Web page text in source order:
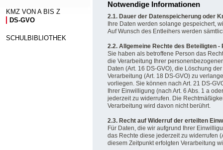
KMZ VON A BIS Z
DS-GVO
SCHULBIBLIOTHEK
Notwendige Informationen
2.1. Dauer der Datenspeicherung oder
Ihre Daten werden solange gespeichert,
Auf Wunsch des Entleihers werden
2.2. Allgemeine Rechte des Beteiligten
Sie haben als betroffene Person das
die Verarbeitung Ihrer
Daten (Art. 16 DS-GVO), die Löschung
Verarbeitung (Art. 18 DS-GVO) zu
vorliegen. Sie können nach Art. 21 DS-
Ihrer Einwilligung (nach Art. 6 Abs. 1 a
jederzeit zu widerrufen. Die
Verarbeitung wird davon nicht berührt.
2.3. Recht auf Widerruf der erteilten
Für Daten, die wir aufgrund Ihrer
das Rechte diese jederzeit zu widerrufen
diesem Zeitpunkt erfolgten Verarbeitung